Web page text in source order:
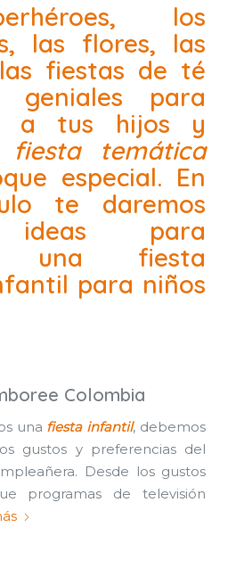
los
las flores, las
fiestas de té
geniales para
a tus hijos y
fiesta temática
especial. En
te daremos
ideas para
una fiesta
para niños
Colombia
una fiesta infantil, debemos
gustos y preferencias del
Desde los gustos
programas de televisión